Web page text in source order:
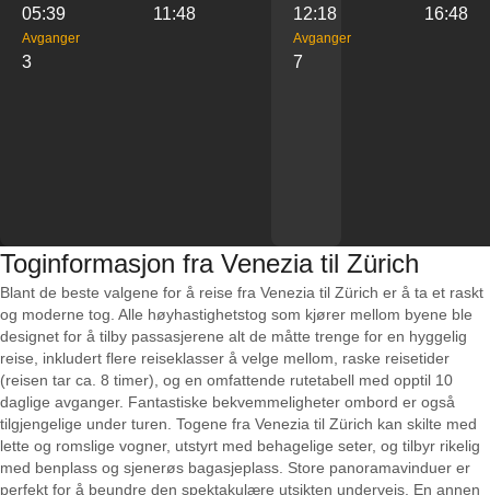
05:39 11:48
Avganger
3
12:18 16:48
Avganger
7
Toginformasjon fra Venezia til Zürich
Blant de beste valgene for å reise fra Venezia til Zürich er å ta et raskt
og moderne tog. Alle høyhastighetstog som kjører mellom byene ble
designet for å tilby passasjerene alt de måtte trenge for en hyggelig
reise, inkludert flere reiseklasser å velge mellom, raske reisetider
(reisen tar ca. 8 timer), og en omfattende rutetabell med opptil 10
daglige avganger. Fantastiske bekvemmeligheter ombord er også
tilgjengelige under turen. Togene fra Venezia til Zürich kan skilte med
lette og romslige vogner, utstyrt med behagelige seter, og tilbyr rikelig
med benplass og sjenerøs bagasjeplass. Store panoramavinduer er
perfekt for å beundre den spektakulære utsikten underveis. En annen